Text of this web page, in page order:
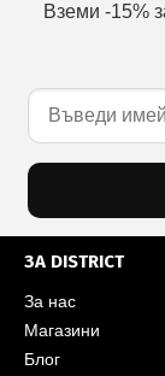
Вземи -15%
ЗА DISTRICT
За нас
Магазини
Блог